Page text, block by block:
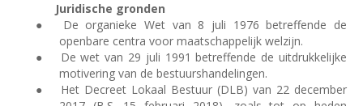
Juridische gronden
●
De organieke Wet van 8 juli 1976 betreffende de
openbare centra voor maatschappelijk welzijn.
●
De wet van 29 juli 1991 betreffende de uitdrukkelijke
motivering van de bestuurshandelingen.
●
Het Decreet Lokaal Bestuur (DLB) van 22 december